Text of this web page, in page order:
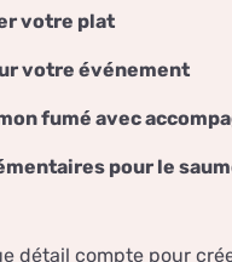
votre plat
votre événement
fumé avec
pour le
détail compte pour